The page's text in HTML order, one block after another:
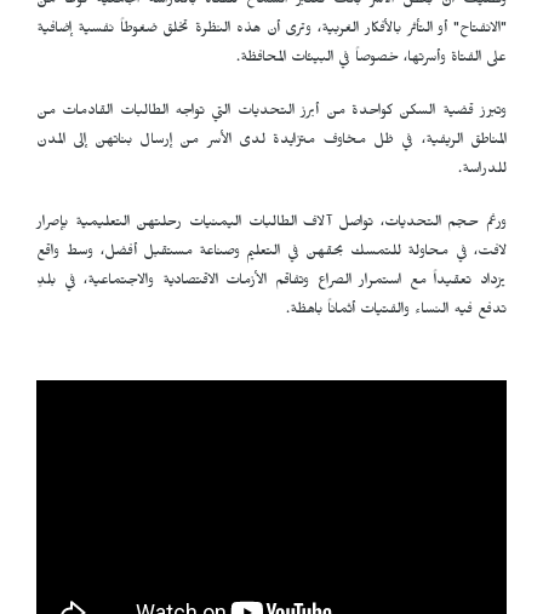
"الانفتاح" أو التأثر بالأفكار الغربية، وترى أن هذه النظرة تخلق ضغوطاً نفسية إضافية
على الفتاة وأسرتها، خصوصاً في البيئات المحافظة.
وتبرز قضية السكن كواحدة من أبرز التحديات التي تواجه الطالبات القادمات من
المناطق الريفية، في ظل مخاوف متزايدة لدى الأسر من إرسال بناتهن إلى المدن
للدراسة.
ورغم حجم التحديات، تواصل آلاف الطالبات اليمنيات رحلتهن التعليمية بإصرار
لافت، في محاولة للتمسك بحقهن في التعليم وصناعة مستقبل أفضل، وسط واقع
يزداد تعقيداً مع استمرار الصراع وتفاقم الأزمات الاقتصادية والاجتماعية، في بلدٍ
تدفع فيه النساء والفتيات أثماناً باهظة.